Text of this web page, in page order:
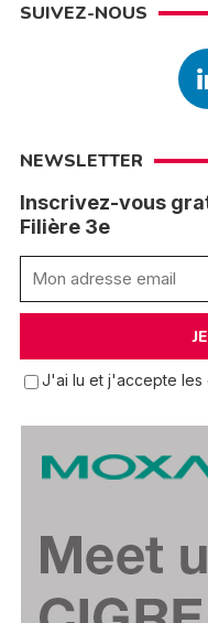
SUIVEZ-NOUS
NEWSLETTER
Inscrivez-vous
Filière 3e
J'ai lu et j'accepte les